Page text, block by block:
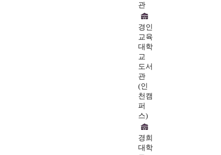
관
경인
교육
대학
교
도서
관
(인
천캠
퍼
스)
경희
대학